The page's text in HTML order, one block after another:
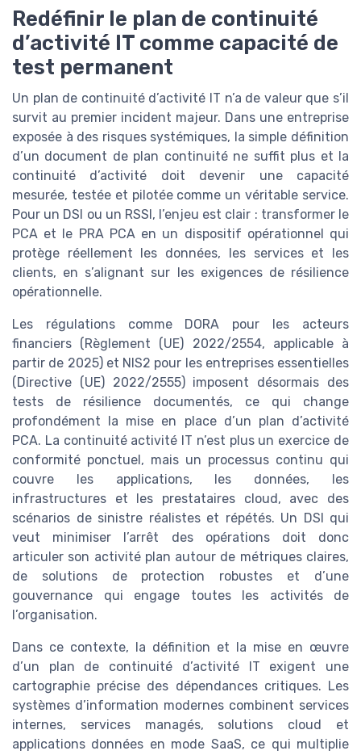
Redéfinir le plan de continuité
d’activité IT comme capacité de
test permanent
Un plan de continuité d’activité IT n’a de valeur que s’il
survit au premier incident majeur. Dans une entreprise
exposée à des risques systémiques, la simple définition
d’un document de plan continuité ne suffit plus et la
continuité d’activité doit devenir une capacité
mesurée, testée et pilotée comme un véritable service.
Pour un DSI ou un RSSI, l’enjeu est clair : transformer le
PCA et le PRA PCA en un dispositif opérationnel qui
protège réellement les données, les services et les
clients, en s’alignant sur les exigences de résilience
opérationnelle.
Les régulations comme DORA pour les acteurs
financiers (Règlement (UE) 2022/2554, applicable à
partir de 2025) et NIS2 pour les entreprises essentielles
(Directive (UE) 2022/2555) imposent désormais des
tests de résilience documentés, ce qui change
profondément la mise en place d’un plan d’activité
PCA. La continuité activité IT n’est plus un exercice de
conformité ponctuel, mais un processus continu qui
couvre les applications, les données, les
infrastructures et les prestataires cloud, avec des
scénarios de sinistre réalistes et répétés. Un DSI qui
veut minimiser l’arrêt des opérations doit donc
articuler son activité plan autour de métriques claires,
de solutions de protection robustes et d’une
gouvernance qui engage toutes les activités de
l’organisation.
Dans ce contexte, la définition et la mise en œuvre
d’un plan de continuité d’activité IT exigent une
cartographie précise des dépendances critiques. Les
systèmes d’information modernes combinent services
internes, services managés, solutions cloud et
applications données en mode SaaS, ce qui multiplie